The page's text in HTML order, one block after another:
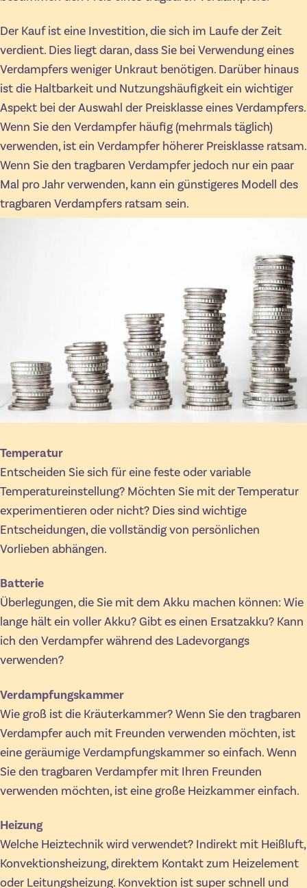
Der Kauf ist eine Investition, die sich im Laufe der Zeit
verdient. Dies liegt daran, dass Sie bei Verwendung eines
Verdampfers weniger Unkraut benötigen. Darüber hinaus
ist die Haltbarkeit und Nutzungshäufigkeit ein wichtiger
Aspekt bei der Auswahl der Preisklasse eines Verdampfers.
Wenn Sie den Verdampfer häufig (mehrmals täglich)
verwenden, ist ein Verdampfer höherer Preisklasse ratsam.
Wenn Sie den tragbaren Verdampfer jedoch nur ein paar
Mal pro Jahr verwenden, kann ein günstigeres Modell des
tragbaren Verdampfers ratsam sein.
Temperatur
Entscheiden Sie sich für eine feste oder variable
Temperatureinstellung? Möchten Sie mit der Temperatur
experimentieren oder nicht? Dies sind wichtige
Entscheidungen, die vollständig von persönlichen
Vorlieben abhängen.
Batterie
Überlegungen, die Sie mit dem Akku machen können: Wie
lange hält ein voller Akku? Gibt es einen Ersatzakku? Kann
ich den Verdampfer während des Ladevorgangs
verwenden?
Verdampfungskammer
Wie groß ist die Kräuterkammer? Wenn Sie den tragbaren
Verdampfer auch mit Freunden verwenden möchten, ist
eine geräumige Verdampfungskammer so einfach. Wenn
Sie den tragbaren Verdampfer mit Ihren Freunden
verwenden möchten, ist eine große Heizkammer einfach.
Heizung
Welche Heiztechnik wird verwendet? Indirekt mit Heißluft,
Konvektionsheizung, direktem Kontakt zum Heizelement
oder Leitungsheizung. Konvektion ist super schnell und